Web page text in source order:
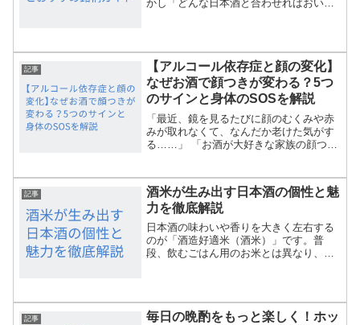
かし「どんな日本酒と合わせればおいし
日本酒と楽しみ方を紹介しま...
記事
【アルコール依存症と顔の変化】
なぜお酒で顔つきが変わる？5つ
のサインと身体のSOSを解説
「最近、鏡を見るたびに顔のむくみや赤
みが取れなくて、なんだか老けた気がす
る……」 「お酒が大好きな家族の顔つき
気づく「顔つきや肌の変化」。もしかし
てこれって、単なる飲み...
記事
酒米が生み出す日本酒の個性と魅
力を徹底解説
日本酒の味わいや香りを大きく左右する
のが「酒造好適米（酒米）」です。普
段、飲むごはん用のお米とは異なり、酒
ごとに異なる味わい、そして日...
記事
毎日の晩酌をもっと楽しく！ホッ